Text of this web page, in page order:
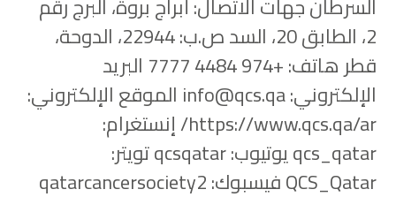
2، الطابق 20، السد ص.ب: 22944، الدوحة،
قطر هاتف: +974 4484 7777 البريد
الإلكتروني: info@qcs.qa الموقع الإلكتروني:
https://www.qcs.qa/ar/ إنستغرام:
qcs_qatar يوتيوب: qcsqatar تويتر:
QCS_Qatar فيسبوك: qatarcancersociety2